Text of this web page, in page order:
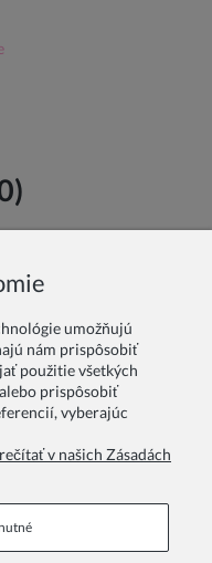
umožňujú
nám prispôsobiť
použitie všetkých
prispôsobiť
vyberajúc
v našich Zásadách